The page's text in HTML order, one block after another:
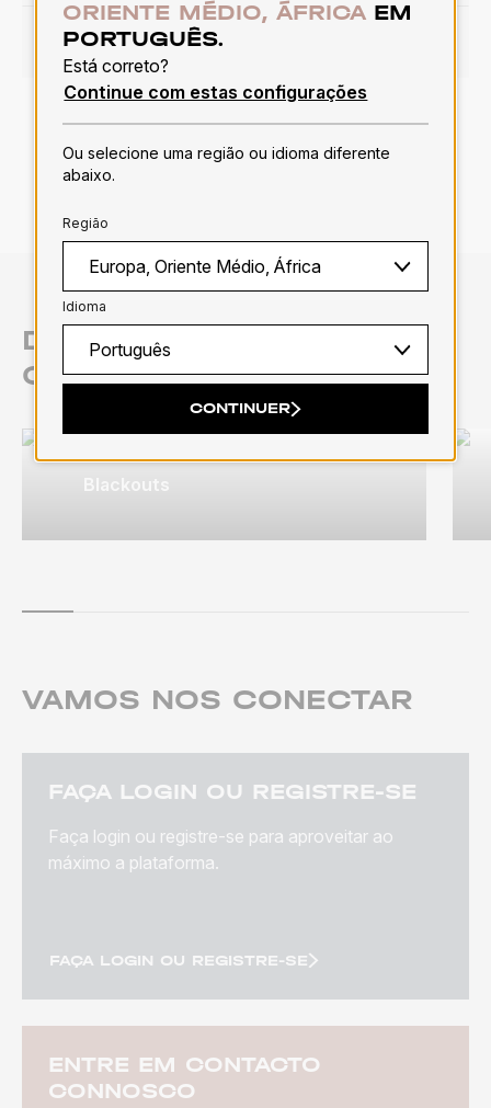
MAIS INFORMAÇÕES
1 2 3 4 5 6
DESCUBRA NOSSAS
CATEGORIAS
Blackouts
VAMOS NOS CONECTAR
FAÇA LOGIN OU REGISTRE-SE
Faça login ou registre-se para aproveitar ao
máximo a plataforma.
FAÇA LOGIN OU REGISTRE-SE
ENTRE EM CONTACTO
CONNOSCO
ORIENTE MÉDIO, ÁFRICAEM
PORTUGUÊS.
Está correto?
Continue com estas configurações
Ou selecione uma região ou idioma diferente
abaixo.
Região
Idioma
CONTINUER